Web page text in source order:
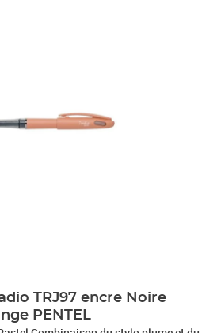
TRJ97 encre Noire
PENTEL